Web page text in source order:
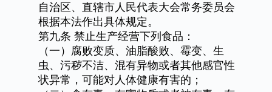
自治区、直辖市人民代表大会常务委员会
根据本法作出具体规定。
第九条 禁止生产经营下列食品：
（一）腐败变质、油脂酸败、霉变、生
虫、污秽不洁、混有异物或者其他感官性
状异常，可能对人体健康有害的；